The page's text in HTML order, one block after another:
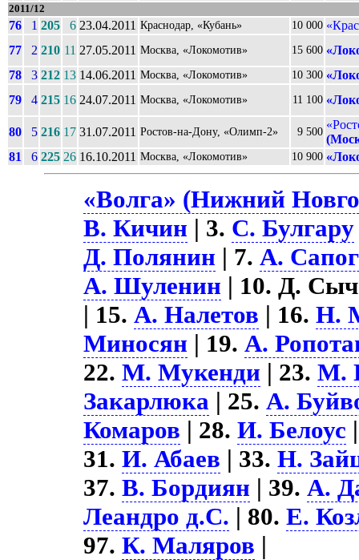
2011/12
76 1 205 6 23.04.2011 Краснодар, «Кубань» 10 000
77
2 210 11 27.05.2011 Москва, «Локомотив» 15 600
78
3 212 13 14.06.2011 Москва, «Локомотив» 10 300
79
4 215 16 24.07.2011 Москва, «Локомотив» 11 100
80 5 216 17 31.07.2011 Ростов-на-Дону, «Олимп-2» 9 500
81
6 225 26 16.10.2011 Москва, «Локомотив» 10 900
«Волга» (Нижний
В. Кичин | 3. С. Булгару
Д. Полянин | 7.А.
А. Шуленин | 10. Д.
| 15.А. Налетов | 16.Н.
Миносян | 19.А.
22.М. Мукенди | 23.М.
Закарлюка | 25.А.
Комаров | 28.И. Белоус
31.И. Абаев | 33.Н.
37.В. Бордиян | 39.А.
Леандро д.С. | 80.Е.
97.К. Маляров |